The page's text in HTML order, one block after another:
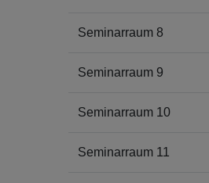
Seminarraum 8
Seminarraum 9
Seminarraum 10
Seminarraum 11